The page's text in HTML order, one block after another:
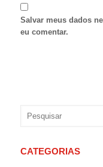
Salvar meus dados
eu comentar.
CATEGORIAS